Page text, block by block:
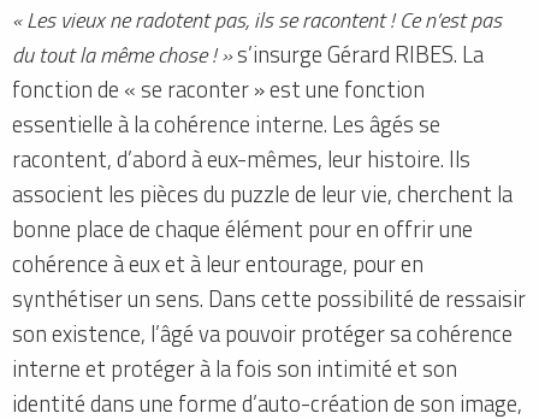
« Les vieux ne radotent pas, ils se racontent ! Ce n’est pas
du tout la même chose ! »s’insurge Gérard RIBES. La
fonction de « se raconter » est une fonction
essentielle à la cohérence interne. Les âgés se
racontent, d’abord à eux-mêmes, leur histoire. Ils
associent les pièces du puzzle de leur vie, cherchent la
bonne place de chaque élément pour en offrir une
cohérence à eux et à leur entourage, pour en
synthétiser un sens. Dans cette possibilité de ressaisir
son existence, l’âgé va pouvoir protéger sa cohérence
interne et protéger à la fois son intimité et son
identité dans une forme d’auto-création de son image,